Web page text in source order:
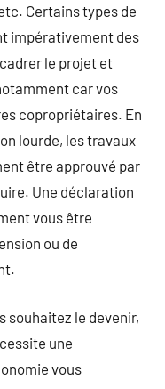
Certains types de
impérativement des
le projet et
car vos
copropriétaires. En
lourde, les travaux
être approuvé par
Une déclaration
vous être
ou de
souhaitez le devenir,
une
vous